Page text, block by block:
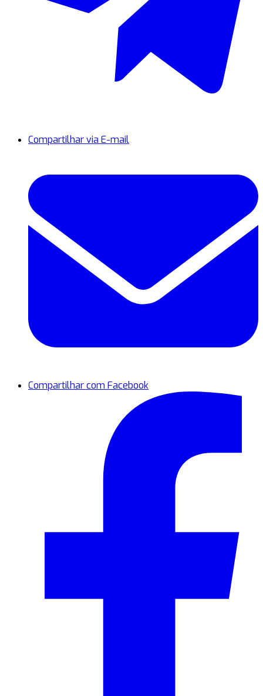
Compartilhar via E-mail
Compartilhar com Facebook